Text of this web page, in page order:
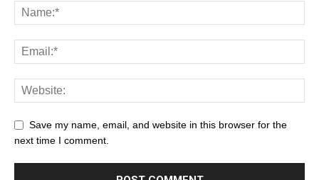
Save my name, email, and website in this browser for the
next time I comment.